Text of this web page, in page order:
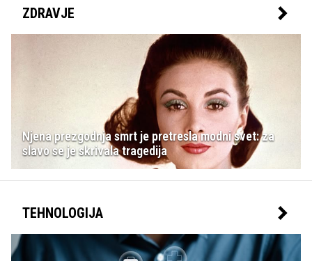
ZDRAVJE
Njena prezgodnja smrt je pretresla modni svet: za
slavo se je skrivala tragedija
TEHNOLOGIJA